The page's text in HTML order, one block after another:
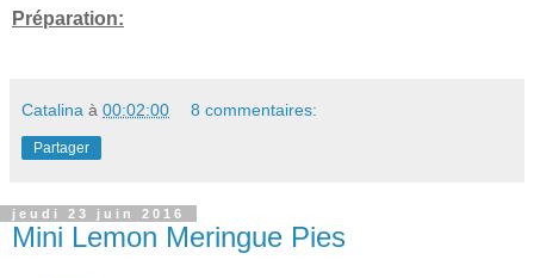
Préparation:
Catalina à 00:02:00 8 commentaires:
Partager
jeudi 23 juin 2016
Mini Lemon Meringue Pies